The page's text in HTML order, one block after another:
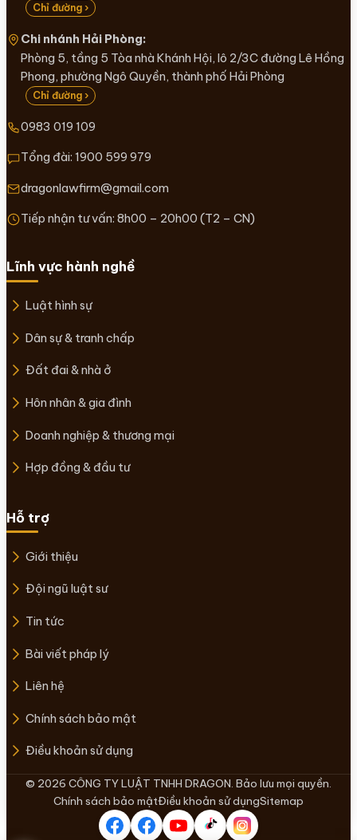
Chỉ đường ›
Chi nhánh Hải Phòng:
Phòng 5, tầng 5 Tòa nhà Khánh Hội, lô 2/3C đường Lê Hồng
Phong, phường Ngô Quyền, thành phố Hải Phòng
Chỉ đường ›
0983 019 109
Tổng đài: 1900 599 979
dragonlawfirm@gmail.com
Tiếp nhận tư vấn: 8h00 – 20h00 (T2 – CN)
Lĩnh vực hành nghề
Luật hình sự
Dân sự & tranh chấp
Đất đai & nhà ở
Hôn nhân & gia đình
Doanh nghiệp & thương mại
Hợp đồng & đầu tư
Hỗ trợ
Giới thiệu
Đội ngũ luật sư
Tin tức
Bài viết pháp lý
Liên hệ
Chính sách bảo mật
Điều khoản sử dụng
© 2026 CÔNG TY LUẬT TNHH DRAGON. Bảo lưu mọi quyền.
Chính sách bảo mậtĐiều khoản sử dụngSitemap